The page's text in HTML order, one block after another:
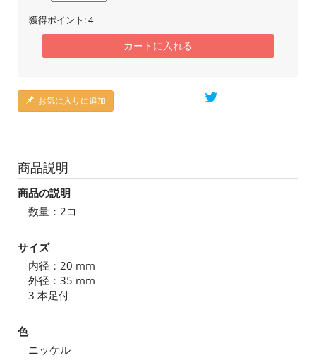
獲得ポイント:4
カートに入れる
お気に入りに追加
商品説明
商品の説明
数量：2コ
サイズ
内径：20 mm
外径：35 mm
3 本足付
色
ニッケル